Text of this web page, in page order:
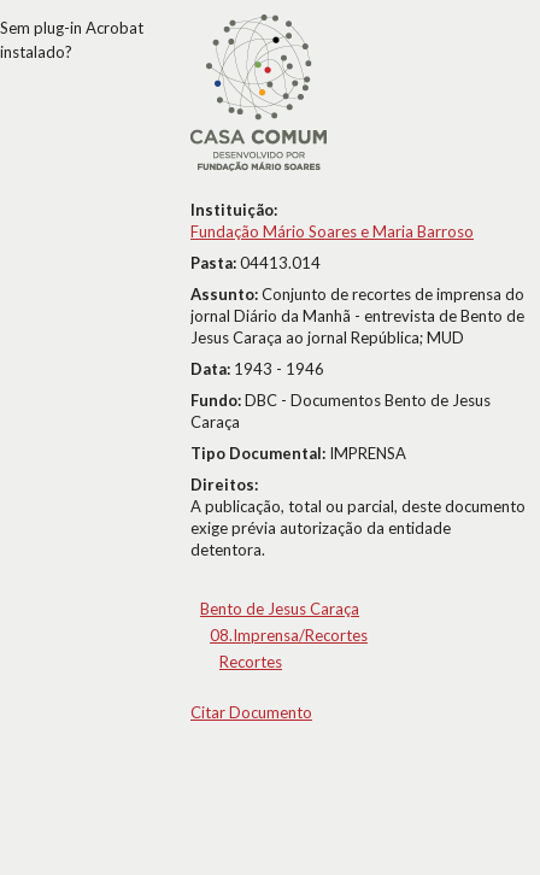
Instituição:
Fundação Mário Soares e Maria Barroso
Pasta:04413.014
Assunto:Conjunto de recortes de imprensa do
jornal Diário da Manhã - entrevista de Bento de
Jesus Caraça ao jornal República; MUD
Data: 1943 - 1946
Fundo:DBC - Documentos Bento de Jesus
Caraça
Tipo Documental: IMPRENSA
Direitos:
A publicação, total ou parcial, deste documento
exige prévia autorização da entidade
detentora.
Bento de Jesus Caraça
08.Imprensa/Recortes
Recortes
Citar Documento
Sem plug-in Acrobat
instalado?